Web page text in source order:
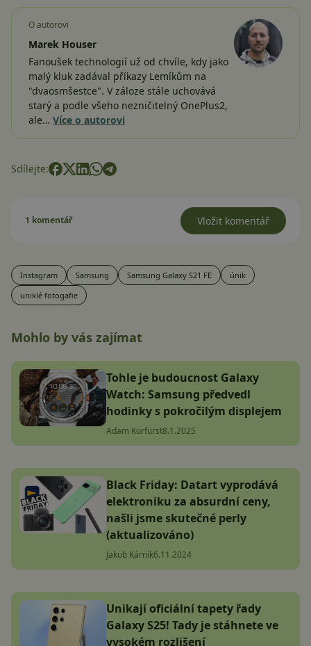
O autorovi
Marek Houser
Fanoušek technologií už od chvíle, kdy jako
malý kluk zadával příkazy Lemíkům na
"dvaosmšestce". V záloze stále uchovává
starý a podle všeho nezničitelný OnePlus2,
ale… Více o autorovi
Sdílejte:
1 komentář Vložit komentář
Instagram Samsung Samsung Galaxy S21 FE
únik
uniklé fotogafie
Mohlo by vás zajímat
Tohle je budoucnost Galaxy
Watch: Samsung předvedl
hodinky s pokročilým displejem
Adam Kurfürst8.1.2025
Black Friday: Datart vyprodává
elektroniku za absurdní ceny,
našli jsme skutečné perly
(aktualizováno)
Jakub Kárník6.11.2024
Unikají oficiální tapety řady
Galaxy S25! Tady je stáhnete ve
vysokém rozlišení